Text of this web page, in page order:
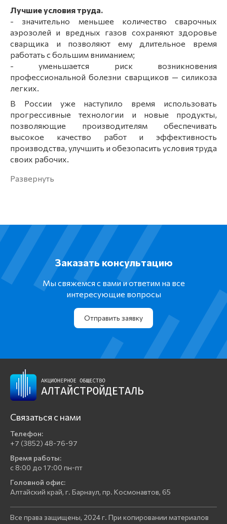
Лучшие условия труда.
- значительно меньшее количество сварочных
аэрозолей и вредных газов сохраняют здоровье
сварщика и позволяют ему длительное время
работать с большим вниманием;
- уменьшается риск возникновения
профессиональной болезни сварщиков — силикоза
легких.
В России уже наступило время использовать
прогрессивные технологии и новые продукты,
позволяющие производителям обеспечивать
высокое качество работ и эффективность
производства, улучшить и обезопасить условия труда
своих рабочих.
Заказать консультацию
Мы свяжемся с вами и ответим на все
интересующие вопросы
Отправить заявку
Связаться с нами
Телефон:
+7 (3852) 48-76-97
Время работы:
с 8:00 до 17:00 пн-пт
Головной офис:
Алтайский край, г. Барнаул, пр. Космонавтов, 65
Все права защищены, 2024 г. При копировании материалов